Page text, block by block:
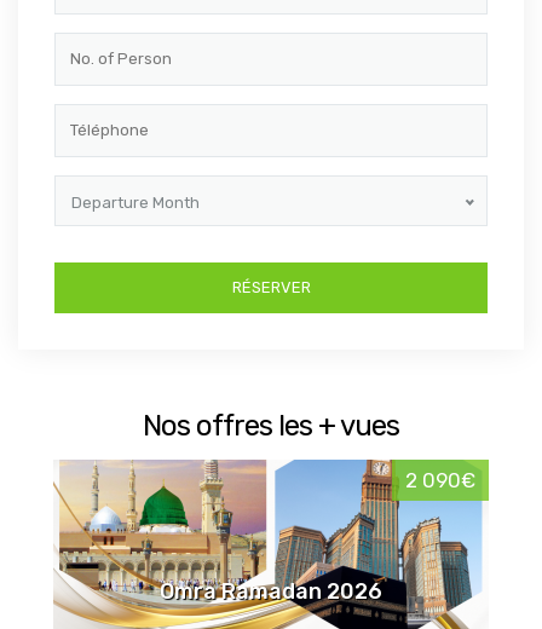
Departure Month
Nos offres les + vues
2 090€
Omra Ramadan 2026